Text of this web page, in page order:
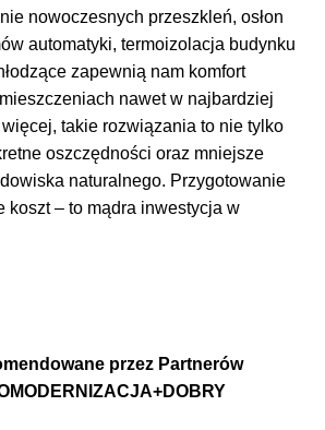
nowoczesnych przeszkleń, osłon
automatyki, termoizolacja budynku
zapewnią nam komfort
nawet w najbardziej
takie rozwiązania to nie tylko
oszczędności oraz mniejsze
naturalnego. Przygotowanie
koszt – to mądra inwestycja w
przez Partnerów